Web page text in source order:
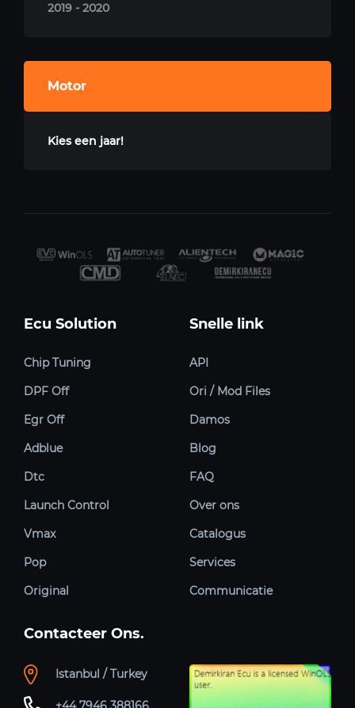
2019 - 2020
Motor
Kies een jaar!
Ecu Solution
Chip Tuning
DPF Off
Egr Off
Adblue
Dtc
Launch Control
Vmax
Pop
Original
Snelle link
API
Ori / Mod Files
Damos
Blog
FAQ
Over ons
Catalogus
Services
Communicatie
Contacteer Ons.
Istanbul / Turkey